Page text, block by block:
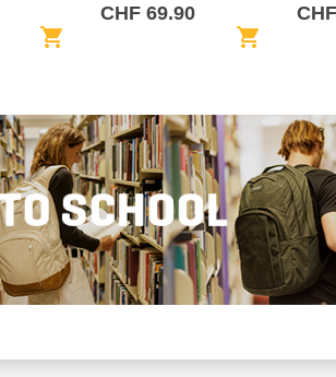
shopping_cart
CHF 69.90
shopping_cart